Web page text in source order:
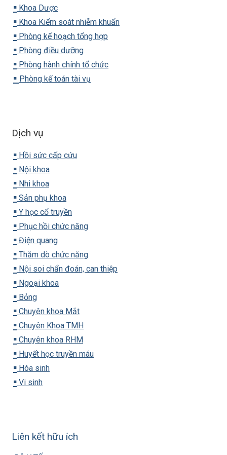
▪️ Khoa Dược
▪️ Khoa Kiểm soát nhiễm khuẩn
▪️ Phòng kế hoạch tổng hợp
▪️ Phòng điều dưỡng
▪️ Phòng hành chính tổ chức
▪️ Phòng kế toán tài vụ
Dịch vụ
▪️ Hồi sức cấp cứu
▪️ Nội khoa
▪️ Nhi khoa
▪️ Sản phụ khoa
▪️ Y học cổ truyền
▪️ Phục hồi chức năng
▪️ Điện quang
▪️ Thăm dò chức năng
▪️ Nội soi chẩn đoán, can thiệp
▪️ Ngoại khoa
▪️ Bỏng
▪️ Chuyên khoa Mắt
▪️ Chuyên Khoa TMH
▪️ Chuyên khoa RHM
▪️ Huyết học truyền máu
▪️ Hóa sinh
▪️ Vi sinh
Liên kết hữu ích